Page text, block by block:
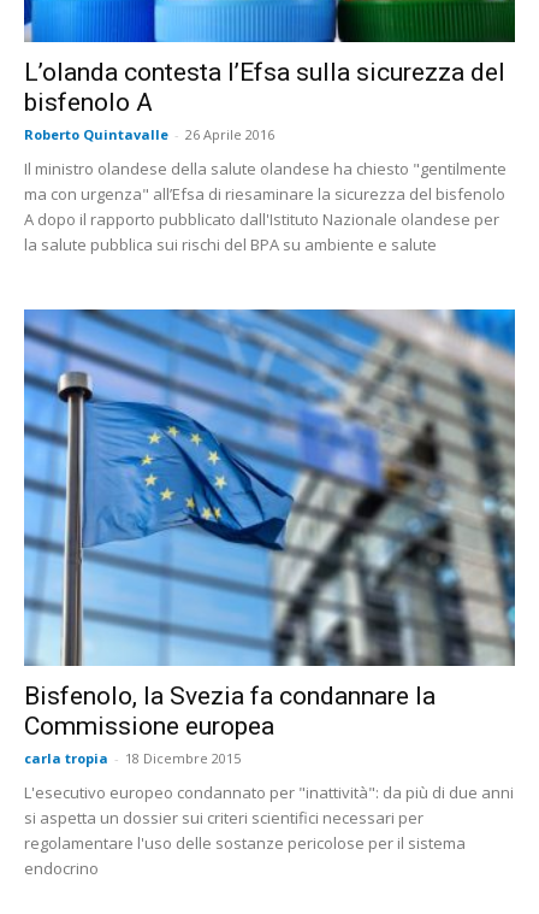
L’olanda contesta l’Efsa sulla sicurezza del
bisfenolo A
Roberto Quintavalle - 26 Aprile 2016
Il ministro olandese della salute olandese ha chiesto "gentilmente
ma con urgenza" all’Efsa di riesaminare la sicurezza del bisfenolo
A dopo il rapporto pubblicato dall'Istituto Nazionale olandese per
la salute pubblica sui rischi del BPA su ambiente e salute
Bisfenolo, la Svezia fa condannare la
Commissione europea
carla tropia - 18 Dicembre 2015
L'esecutivo europeo condannato per "inattività": da più di due anni
si aspetta un dossier sui criteri scientifici necessari per
regolamentare l'uso delle sostanze pericolose per il sistema
endocrino